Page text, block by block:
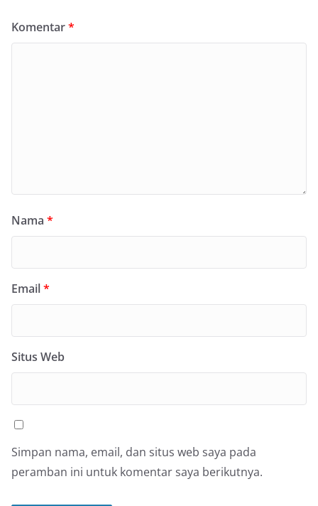
Komentar*
Nama *
Email*
Situs Web
Simpan nama, email, dan situs web saya pada
peramban ini untuk komentar saya berikutnya.